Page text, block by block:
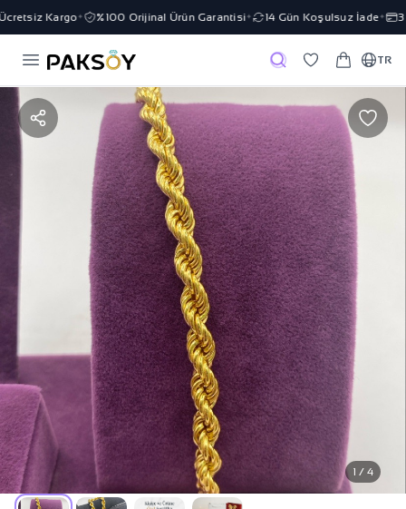
Kargo✦ %100 Orijinal Ürün Garantisi ✦ 14 Gün Koşulsuz İade✦ 3
TR
1 / 4